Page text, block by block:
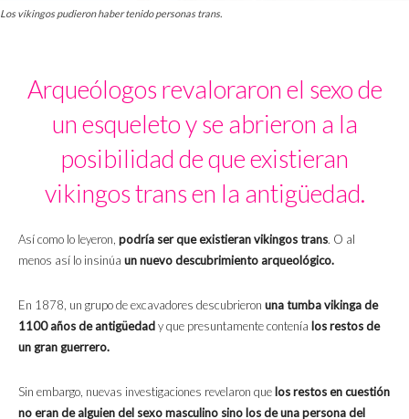
Los vikingos pudieron haber tenido personas trans.
Arqueólogos revaloraron el sexo de
un esqueleto y se abrieron a la
posibilidad de que existieran
vikingos trans en la antigüedad.
Así como lo leyeron, podría ser que existieran vikingos trans. O al
menos así lo insinúa un nuevo descubrimiento arqueológico.
En 1878, un grupo de excavadores descubrieron una tumba vikinga de
1100 años de antigüedady que presuntamente contenía los restos de
un gran guerrero.
Sin embargo, nuevas investigaciones revelaron quelos restos en cuestión
no eran de alguien del sexo masculino sino los de una persona del